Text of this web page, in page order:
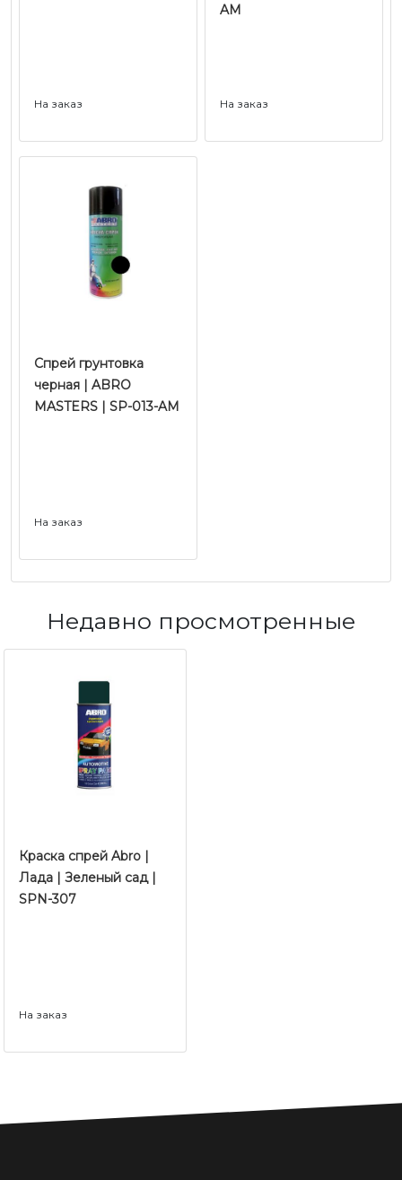
На заказ
AM
На заказ
Спрей грунтовка
черная | ABRO
MASTERS | SP-013-AM
На заказ
Недавно просмотренные
Краска спрей Abro |
Лада | Зеленый сад |
SPN-307
На заказ